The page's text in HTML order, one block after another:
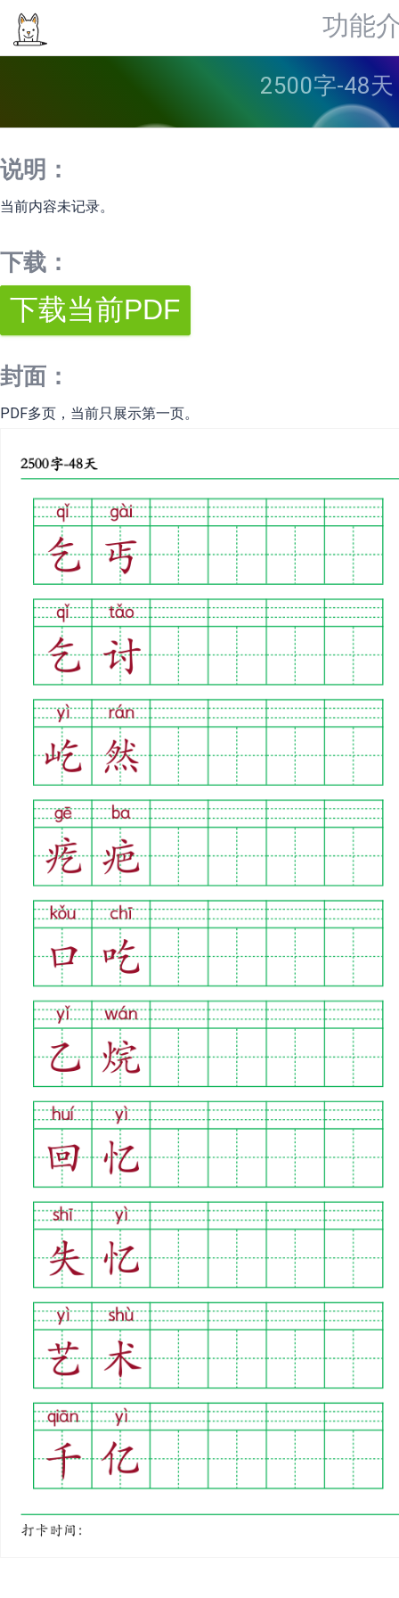
功能
2500字-48
说明：
当前内容未记录。
下载：
封面：
PDF多页，当前只展示第一页。